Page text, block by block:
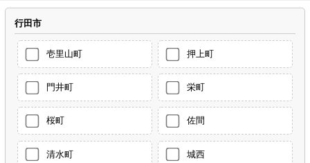
行田市
壱里山町 押上町
門井町 栄町
桜町 佐間
清水町 城西